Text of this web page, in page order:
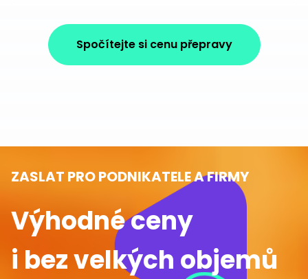
Spočítejte si cenu přepravy
ZASLAT PRO PODNIKATELE A FIRMY
Výhodné ceny
i bez velkých objemů